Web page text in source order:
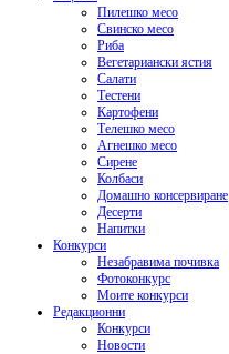
Пилешко месо
Свинско месо
Риба
Вегетариански ястия
Салати
Тестени
Картофени
Телешко месо
Агнешко месо
Сирене
Колбаси
Домашно консервиране
Десерти
Напитки
Конкурси
Незабравима почивка
Фотоконкурс
Моите конкурси
Редакционни
Конкурси
Новости